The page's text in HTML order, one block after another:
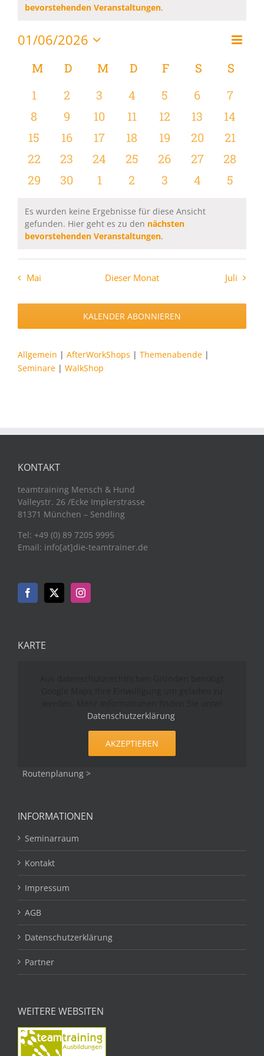
bevorstehenden Veranstaltungen.
Monat
01/06/2026
wählen.
Kalender
von
Veranstaltungen
MMONTAG
D DIENSTAG
MMITTWOCH
D DONNERSTAG
F FREITAG
S SAMSTAG
S
0
Veranstaltungen
1
0
Veranstaltungen
2
0
Veranstaltungen
3
0
Veranstaltungen
4
0
Veranstaltungen
5
0
6
0
7
0
Veranstaltungen
8
0
Veranstaltungen
9
0
Veranstaltungen
10
0
Veranstaltungen
11
0
Veranstaltungen
12
0
13
0
14
0
Veranstaltungen
15
0
Veranstaltungen
16
0
Veranstaltungen
17
0
Veranstaltungen
18
0
Veranstaltungen
19
0
20
0
21
0
Veranstaltungen
22
0
Veranstaltungen
23
0
Veranstaltungen
24
0
Veranstaltungen
25
0
Veranstaltungen
26
0
27
0
28
0
29
0
30
0
1
0
2
0
3
0
4
0
5
Hinweis
Es wurden keine Ergebnisse für diese Ansicht
gefunden. Hier geht es zu den nächsten
bevorstehenden Veranstaltungen.
Mai Dieser Monat Juli
KALENDER ABONNIEREN
Allgemein | AfterWorkShops | Themenabende |
Seminare | WalkShop
KONTAKT
teamtraining Mensch & Hund
Valleystr. 26 /Ecke Implerstrasse
81371 München – Sendling
Tel: +49 (0) 89 7205 9995
Email: info[at]die-teamtrainer.de
KARTE
Datenschutzerklärung.
AKZEPTIEREN
Routenplanung >
INFORMATIONEN
Seminarraum
Kontakt
Impressum
AGB
Datenschutzerklärung
Partner
WEITERE WEBSITEN